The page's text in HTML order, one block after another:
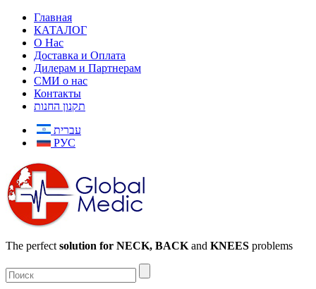
Главная
КАТАЛОГ
О Нас
Доставка и Оплата
Дилерам и Партнерам
СМИ о нас
Контакты
תקנון החנות
עברית
РУС
The perfect solution for NECK, BACK and KNEES problems